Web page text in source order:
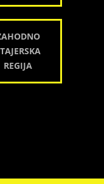
REGIJA